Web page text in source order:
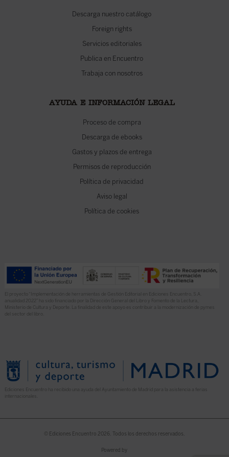
Descarga nuestro catálogo
Foreign rights
Servicios editoriales
Publica en Encuentro
Trabaja con nosotros
AYUDA E INFORMACIÓN LEGAL
Proceso de compra
Descarga de ebooks
Gastos y plazos de entrega
Permisos de reproducción
Política de privacidad
Aviso legal
Política de cookies
El proyecto “Implementación de herramientas de Gestión Editorial en Ediciones Encuentro, S.A.
anualidad 2022” ha sido financiado por la Dirección General del Libro y Fomento de la Lectura,
Ministerio de Cultura y Deporte. La finalidad de este apoyo es contribuir a la modernización de pymes
del sector del libro.
Ediciones Encuentro ha recibido una ayuda del Ayuntamiento de Madrid para la asistencia a ferias
© Ediciones Encuentro 2026. Todos los derechos reservados.
Powered by